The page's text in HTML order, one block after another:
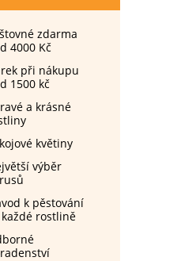
zdarma
4000 Kč
při nákupu
1500 kč
a krásné
květiny
výběr
k pěstování
každé rostlině